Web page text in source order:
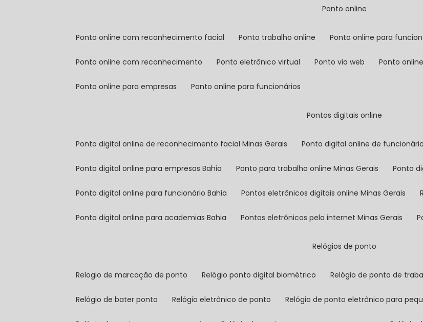
ponto online
ponto online com reconhecimento facial ponto trabalho online ponto online para
ponto online com reconhecimento ponto eletrônico virtual ponto via web ponto
ponto online para empresas ponto online para funcionários
pontos digitais online
ponto digital online de reconhecimento facial Minas Gerais ponto digital online de
ponto digital online para empresas Bahia ponto para trabalho online Minas Gerais ponto
ponto digital online para funcionário Bahia pontos eletrônicos digitais online Minas Gerais
ponto digital online para academias Bahia pontos eletrônicos pela internet Minas Gerais
relógios de ponto
relogio de marcação de ponto relógio ponto digital biométrico relógio de ponto de
relógio de bater ponto relógio eletrônico de ponto relógio de ponto eletrônico para